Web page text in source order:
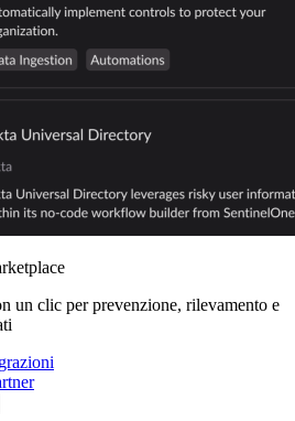
un clic per prevenzione, rilevamento e